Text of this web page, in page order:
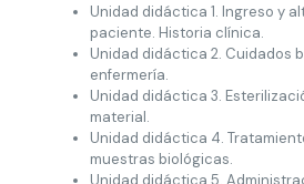
Unidad didáctica 1. Ingreso y
paciente. Historia clínica.
Unidad didáctica 2. Cuidados
enfermería.
Unidad didáctica 3.
material.
Unidad didáctica 4.
muestras biológicas.
Unidad didáctica 5.